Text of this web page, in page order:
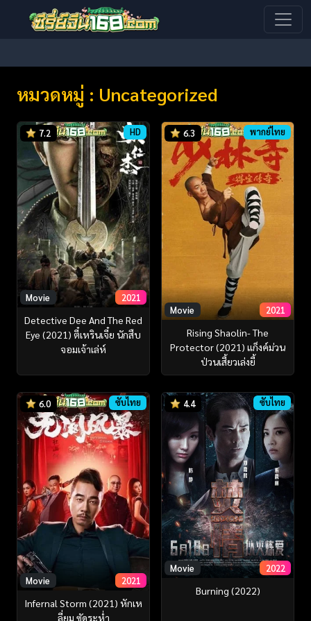
หมวดหมู่ : Uncategorized
7.2 HD
Movie 2021
Detective Dee And The Red
Eye (2021) ตี๋เหรินเจี๋ย นักสืบ
จอมเจ้าเล่ห์
6.3 พากย์ไทย
Movie 2021
Rising Shaolin- The
Protector (2021) แก็งค์ม่วน
ป่วนเสี้ยวเล่งยี้
6.0 ซับไทย
Movie 2021
Infernal Storm (2021) หักเห
ลี่ยม ซัดระห่ำ
4.4 ซับไทย
Movie 2022
Burning (2022)